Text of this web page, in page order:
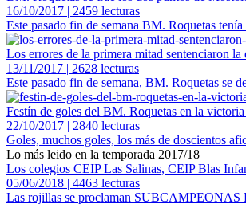
16/10/2017 | 2459 lecturas
Este pasado fin de semana BM. Roquetas
Los errores de la primera mitad sentenciaron
13/11/2017 | 2628 lecturas
Este pasado fin de semana, BM. Roquetas se
Festín de goles del BM. Roquetas en la
22/10/2017 | 2840 lecturas
Goles, muchos goles, los más de doscientos
Lo más leido en la temporada 2017/18
Los colegios CEIP Las Salinas, CEIP Blas
05/06/2018 | 4463 lecturas
Las rojillas se proclaman